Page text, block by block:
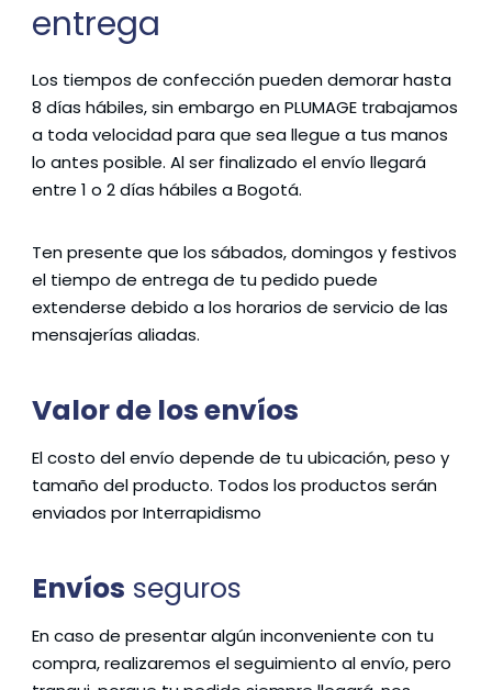
entrega
Los tiempos de confección pueden demorar hasta
8 días hábiles, sin embargo en PLUMAGE trabajamos
a toda velocidad para que sea llegue a tus manos
lo antes posible. Al ser finalizado el envío llegará
entre 1 o 2 días hábiles a Bogotá.
Ten presente que los sábados, domingos y festivos
el tiempo de entrega de tu pedido puede
extenderse debido a los horarios de servicio de las
mensajerías aliadas.
Valor de los envíos
El costo del envío depende de tu ubicación, peso y
tamaño del producto. Todos los productos serán
enviados por Interrapidismo
Envíos seguros
En caso de presentar algún inconveniente con tu
compra, realizaremos el seguimiento al envío, pero